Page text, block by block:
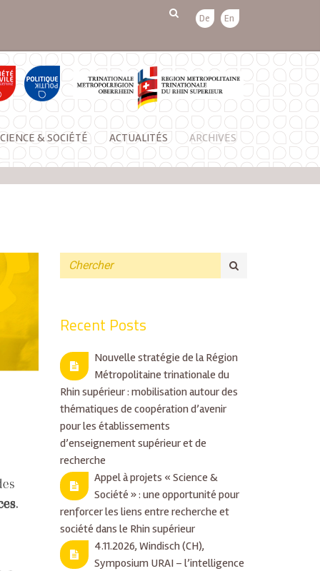
De En
& SOCIÉTÉ ACTUALITÉS ARCHIVES
Recent Posts
Nouvelle stratégie de la Région
Métropolitaine trinationale du
Rhin supérieur : mobilisation autour des
thématiques de coopération d’avenir
pour les établissements
d’enseignement supérieur et de
recherche
Appel à projets « Science &
Société » : une opportunité pour
renforcer les liens entre recherche et
société dans le Rhin supérieur
4.11.2026, Windisch (CH),
Symposium URAI – l’intelligence